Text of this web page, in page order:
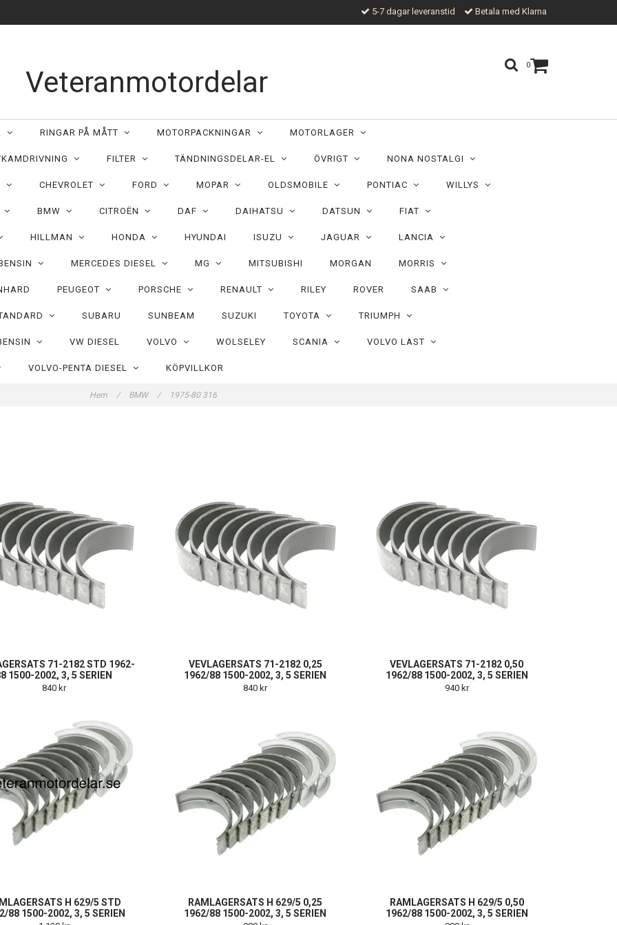
5-7 dagar leveranstid Betala med Klarna
0
Veteranmotordelar
RINGAR PÅ MÅTT MOTORPACKNINGAR MOTORLAGER
FILTER TÄNDNINGSDELAR-EL ÖVRIGT NONA NOSTALGI
CHEVROLET FORD MOPAR OLDSMOBILE PONTIAC WILLYS
BMW CITROËN DAF DAIHATSU DATSUN FIAT
HILLMAN HONDA HYUNDAI ISUZU JAGUAR LANCIA
MERCEDES DIESEL MG MITSUBISHI MORGAN MORRIS
PEUGEOT PORSCHE RENAULT RILEY ROVER SAAB
SUBARU SUNBEAM SUZUKI TOYOTA TRIUMPH
VW DIESEL VOLVO WOLSELEY SCANIA VOLVO LAST
VOLVO-PENTA DIESEL KÖPVILLKOR
Hem / BMW / 1975-80 316
71-2182 STD 1962-
1500-2002, 3, 5 SERIEN
840 kr
VEVLAGERSATS 71-2182 0,25
1962/88 1500-2002, 3, 5 SERIEN
840 kr
VEVLAGERSATS 71-2182 0,50
1962/88 1500-2002, 3, 5 SERIEN
940 kr
H 629/5 STD
88 1500-2002, 3, 5 SERIEN
RAMLAGERSATS H 629/5 0,25
1962/88 1500-2002, 3, 5 SERIEN
RAMLAGERSATS H 629/5 0,50
1962/88 1500-2002, 3, 5 SERIEN